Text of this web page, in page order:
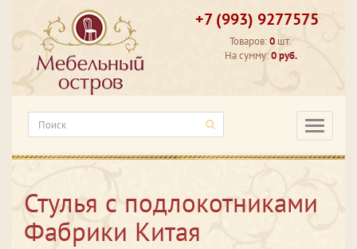
+7 (993) 9277575
Товаров:0 шт.
На сумму:0 руб.
Стулья с подлокотниками
Фабрики Китая